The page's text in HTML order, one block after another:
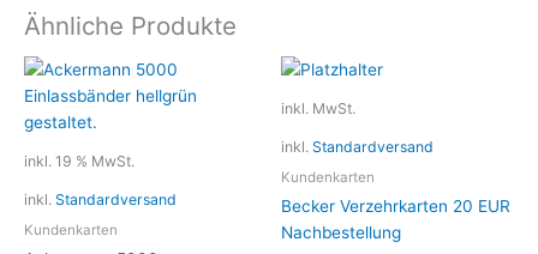
Ähnliche Produkte
inkl. 19 % MwSt.
inkl. Standardversand
Kundenkarten
inkl. MwSt.
inkl. Standardversand
Kundenkarten
Becker Verzehrkarten 20 EUR
Nachbestellung
auf.